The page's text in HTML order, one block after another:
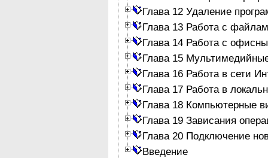
Глава 12 Удаление
Глава 13 Работа с
Глава 14 Работа с
Глава 15
Глава 16 Работа в сети
Глава 17 Работа в
Глава 18 Компьютерные
Глава 19 Зависания
Глава 20 Подключение
Введение